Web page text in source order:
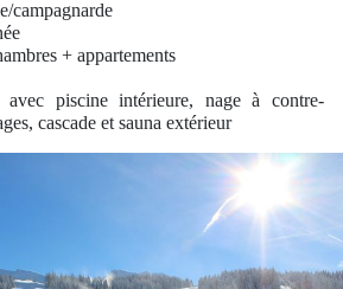
campagnarde
+ appartements
avec piscine intérieure, nage à contre-
cascade et sauna extérieur